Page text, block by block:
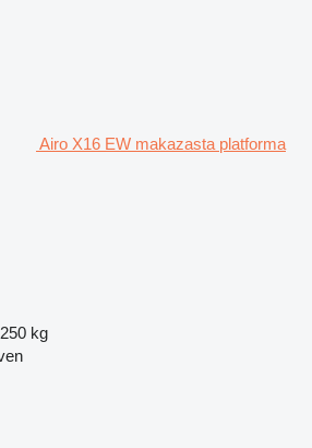
Airo X16 EW makazasta platforma
250 kg